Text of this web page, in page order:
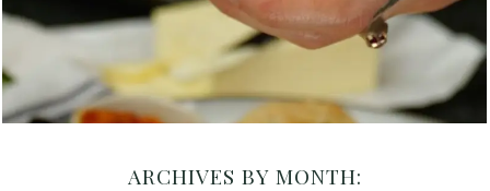
ARCHIVES BY MONTH: